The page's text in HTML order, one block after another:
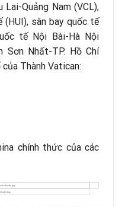
Lai-Quảng Nam (VCL),
(HUI), sân bay quốc tế
tế Nội Bài-Hà Nội
Sơn Nhất-TP. Hồ Chí
Thành Vatican:
chính thức của các
các chuyến bay
bay